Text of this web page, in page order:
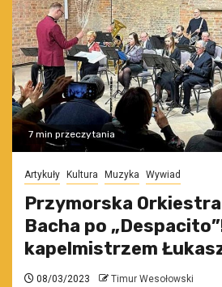
7 min przeczytania
Artykuły Kultura Muzyka Wywiad
Przymorska
Bacha po
kapelmistrzem
08/03/2023 Timur Wesołowski